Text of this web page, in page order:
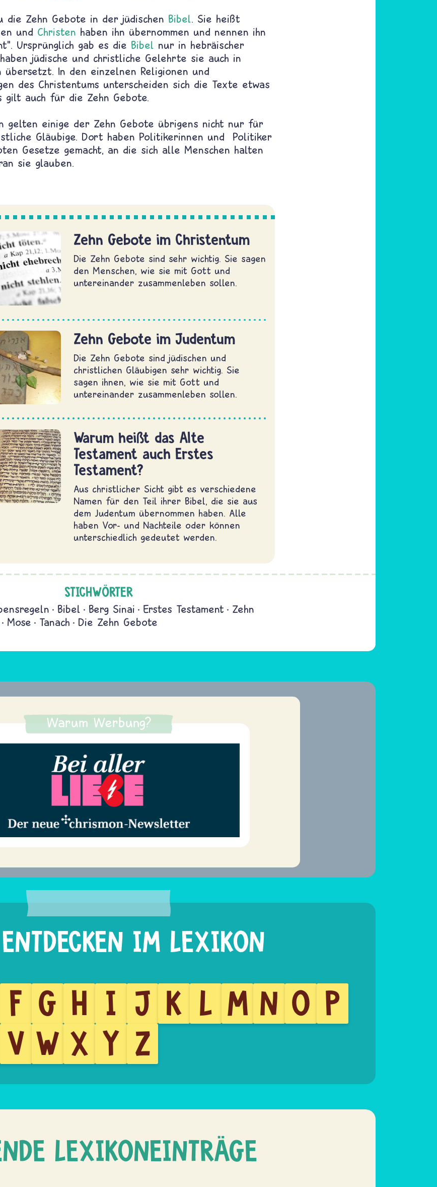
die Zehn Gebote in der jüdischen Bibel. Sie heißt
und Christen haben ihn übernommen und nennen ihn
Ursprünglich gab es die Bibel nur in hebräischer
jüdische und christliche Gelehrte sie auch in
übersetzt. In den einzelnen Religionen und
des Christentums unterscheiden sich die Texte etwas
gilt auch für die Zehn Gebote.
gelten einige der Zehn Gebote übrigens nicht nur für
Gläubige. Dort haben Politikerinnen und Politiker
Gesetze gemacht, an die sich alle Menschen halten
sie glauben.
Zehn Gebote im Christentum
Die Zehn Gebote sind sehr wichtig. Sie sagen
den Menschen, wie sie mit Gott und
untereinander zusammenleben sollen.
Zehn Gebote im Judentum
Die Zehn Gebote sind jüdischen und
christlichen Gläubigen sehr wichtig. Sie
sagen ihnen, wie sie mit Gott und
untereinander zusammenleben sollen.
Warum heißt das Alte
Testament auch Erstes
Testament?
Aus christlicher Sicht gibt es verschiedene
Namen für den Teil ihrer Bibel, die sie aus
dem Judentum übernommen haben. Alle
haben Vor- und Nachteile oder können
unterschiedlich gedeutet werden.
STICHWÖRTER
Bibel Berg Sinai Erstes Testament
Zehn
Mose Tanach Die Zehn Gebote
Warum Werbung?
F G H I J K L M N O P
V W X Y Z
LEXIKONEINTRÄGE